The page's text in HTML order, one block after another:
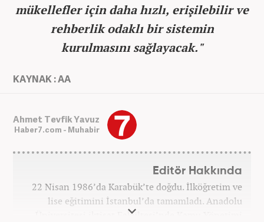
mükellefler için daha hızlı, erişilebilir ve
rehberlik odaklı bir sistemin
kurulmasını sağlayacak."
KAYNAK : AA
Ahmet Tevfik Yavuz
Haber7.com - Muhabir
Editör Hakkında
22 Nisan 1986’da Karabük’te doğdu. İlköğretim ve
lise eğitimini İstanbul’da tamamladı. Anadolu
Üniversitesi iktisat Fakültesi’nde Kamu Yönetimi